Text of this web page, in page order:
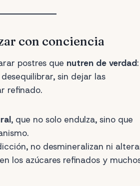
con conciencia
postres que nutren de verdad
sin dejar las
refinado.
, que no solo endulza, sino que
no desmineralizan ni
los azúcares refinados y